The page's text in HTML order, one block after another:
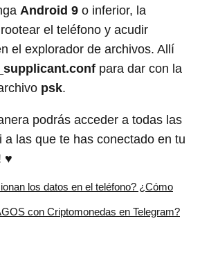
Android 9 o inferior, la
el teléfono y acudir
el explorador de archivos. Allí
para dar con la
psk.
podrás acceder a todas las
a las que te has conectado en tu
♥
los datos en el teléfono? ¿Cómo
con Criptomonedas en Telegram?